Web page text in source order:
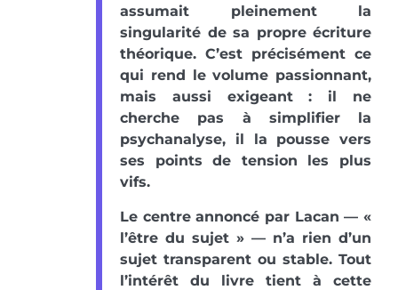
assumait pleinement la
singularité de sa propre écriture
théorique. C’est précisément ce
qui rend le volume passionnant,
mais aussi exigeant : il ne
cherche pas à simplifier la
psychanalyse, il la pousse vers
ses points de tension les plus
vifs.
Le centre annoncé par Lacan — «
l’être du sujet » — n’a rien d’un
sujet transparent ou stable. Tout
l’intérêt du livre tient à cette